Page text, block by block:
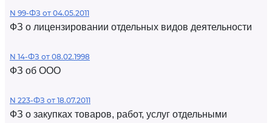
N 99-ФЗ от 04.05.2011
ФЗ о лицензировании отдельных видов деятельности
N 14-ФЗ от 08.02.1998
ФЗ об ООО
N 223-ФЗ от 18.07.2011
ФЗ о закупках товаров, работ, услуг отдельными